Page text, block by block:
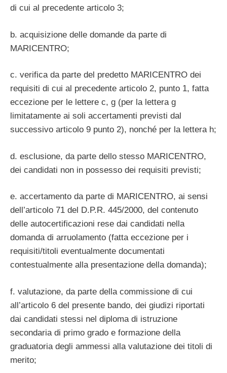
di cui al precedente articolo 3;
b. acquisizione delle domande da parte di
MARICENTRO;
c. verifica da parte del predetto MARICENTRO dei
requisiti di cui al precedente articolo 2, punto 1, fatta
eccezione per le lettere c, g (per la lettera g
limitatamente ai soli accertamenti previsti dal
successivo articolo 9 punto 2), nonché per la lettera h;
d. esclusione, da parte dello stesso MARICENTRO,
dei candidati non in possesso dei requisiti previsti;
e. accertamento da parte di MARICENTRO, ai sensi
dell’articolo 71 del D.P.R. 445/2000, del contenuto
delle autocertificazioni rese dai candidati nella
domanda di arruolamento (fatta eccezione per i
requisiti/titoli eventualmente documentati
contestualmente alla presentazione della domanda);
f. valutazione, da parte della commissione di cui
all’articolo 6 del presente bando, dei giudizi riportati
dai candidati stessi nel diploma di istruzione
secondaria di primo grado e formazione della
graduatoria degli ammessi alla valutazione dei titoli di
merito;